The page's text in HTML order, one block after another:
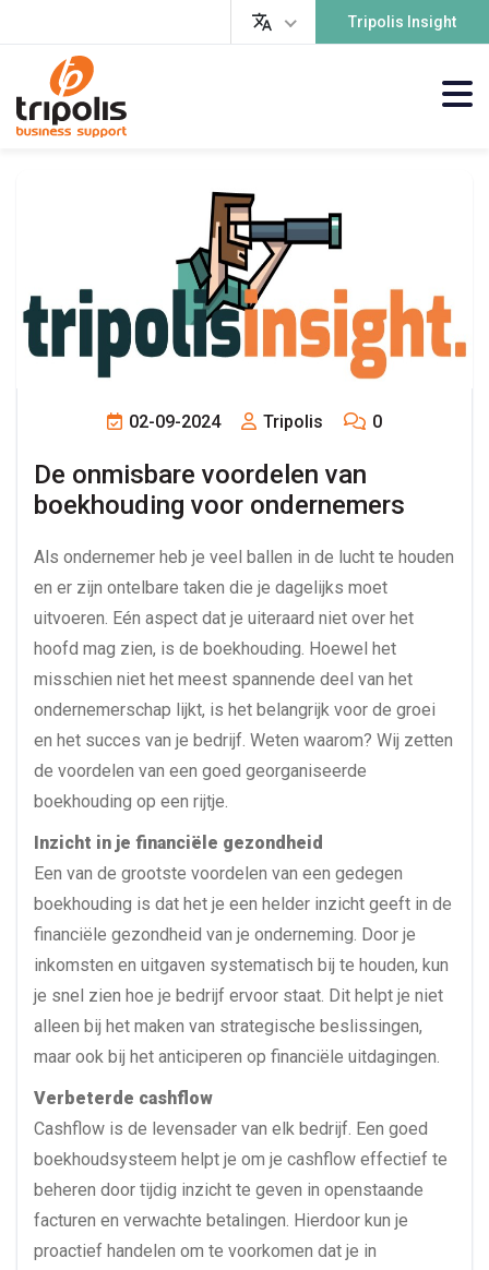
Tripolis Insight
02-09-2024 Tripolis 0
De onmisbare voordelen van
boekhouding voor ondernemers
Als ondernemer heb je veel ballen in de lucht te houden
en er zijn ontelbare taken die je dagelijks moet
uitvoeren. Eén aspect dat je uiteraard niet over het
hoofd mag zien, is de boekhouding. Hoewel het
misschien niet het meest spannende deel van het
ondernemerschap lijkt, is het belangrijk voor de groei
en het succes van je bedrijf. Weten waarom? Wij zetten
de voordelen van een goed georganiseerde
boekhouding op een rijtje.
Inzicht in je financiële gezondheid
Een van de grootste voordelen van een gedegen
boekhouding is dat het je een helder inzicht geeft in de
financiële gezondheid van je onderneming. Door je
inkomsten en uitgaven systematisch bij te houden, kun
je snel zien hoe je bedrijf ervoor staat. Dit helpt je niet
alleen bij het maken van strategische beslissingen,
maar ook bij het anticiperen op financiële uitdagingen.
Verbeterde cashflow
Cashflow is de levensader van elk bedrijf. Een goed
boekhoudsysteem helpt je om je cashflow effectief te
beheren door tijdig inzicht te geven in openstaande
facturen en verwachte betalingen. Hierdoor kun je
proactief handelen om te voorkomen dat je in